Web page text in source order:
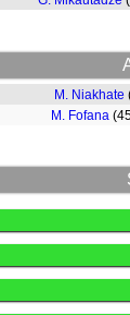
M. Niakhate
M. Fofana